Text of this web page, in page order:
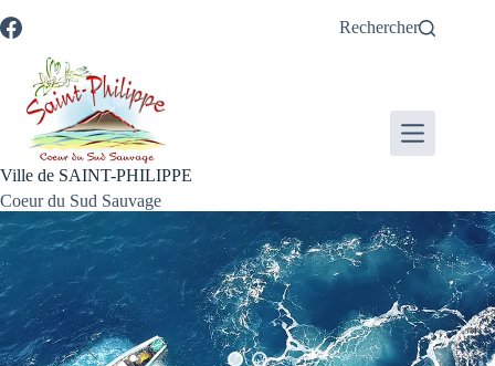
au
au
à
recherche
au
Rechercher
Ville de SAINT-PHILIPPE
Coeur du Sud Sauvage